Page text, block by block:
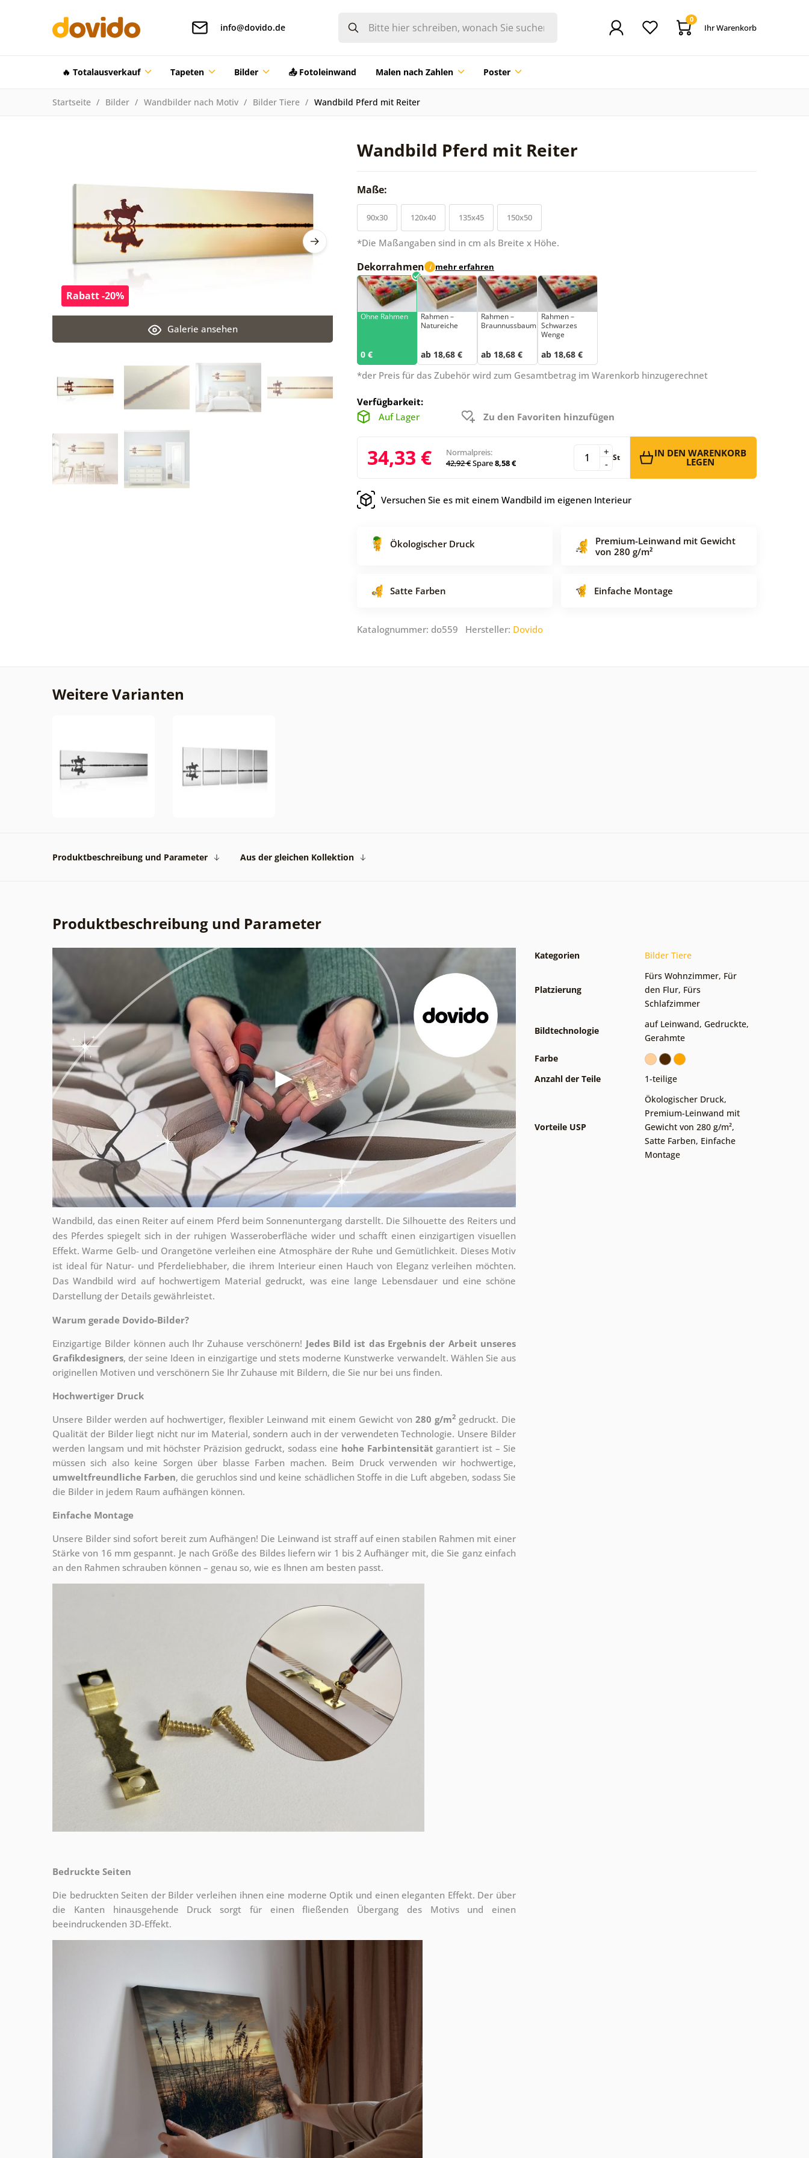
info@dovido.de
0
Ihr Warenkorb
🔥 Totalausverkauf Tapeten Bilder 📤 Fotoleinwand Malen nach Zahlen Poster
Startseite Bilder Wandbilder nach Motiv Bilder Tiere Wandbild Pferd mit Reiter
Wandbild Pferd mit Reiter
Galerie ansehen
Rabatt -20%
Maße:
90x30 120x40 135x45 150x50
*Die Maßangaben sind in cm als Breite x Höhe.
Dekorrahmen i mehr erfahren
Ohne Rahmen
0 €
Rahmen –
Natureiche
ab 18,68 €
Rahmen –
Braunnussbaum
ab 18,68 €
Rahmen –
Schwarzes
Wenge
ab 18,68 €
*der Preis für das Zubehör wird zum Gesamtbetrag im Warenkorb hinzugerechnet
Verfügbarkeit:
Auf Lager
Zu den Favoriten hinzufügen
34,33 €
Normalpreis:
42,92 €Spare8,58 € -
+ St IN DEN WARENKORB
LEGEN
Versuchen Sie es mit einem Wandbild im eigenen Interieur
Ökologischer Druck
Premium-Leinwand mit Gewicht
von 280 g/m²
Satte Farben Einfache Montage
Katalognummer: do559 Hersteller: Dovido
Weitere Varianten
Produktbeschreibung und Parameter Aus der gleichen Kollektion
Produktbeschreibung und Parameter
Wandbild, das einen Reiter auf einem Pferd beim Sonnenuntergang darstellt. Die Silhouette des Reiters und
des Pferdes spiegelt sich in der ruhigen Wasseroberfläche wider und schafft einen einzigartigen visuellen
Effekt. Warme Gelb- und Orangetöne verleihen eine Atmosphäre der Ruhe und Gemütlichkeit. Dieses Motiv
ist ideal für Natur- und Pferdeliebhaber, die ihrem Interieur einen Hauch von Eleganz verleihen möchten.
Das Wandbild wird auf hochwertigem Material gedruckt, was eine lange Lebensdauer und eine schöne
Darstellung der Details gewährleistet.
Warum gerade Dovido-Bilder?
Einzigartige Bilder können auch Ihr Zuhause verschönern! Jedes Bild ist das Ergebnis der Arbeit unseres
Grafikdesigners, der seine Ideen in einzigartige und stets moderne Kunstwerke verwandelt. Wählen Sie aus
originellen Motiven und verschönern Sie Ihr Zuhause mit Bildern, die Sie nur bei uns finden.
Hochwertiger Druck
Unsere Bilder werden auf hochwertiger, flexibler Leinwand mit einem Gewicht von 280 g/m2 gedruckt. Die
Qualität der Bilder liegt nicht nur im Material, sondern auch in der verwendeten Technologie. Unsere Bilder
werden langsam und mit höchster Präzision gedruckt, sodass eine hohe Farbintensität garantiert ist – Sie
müssen sich also keine Sorgen über blasse Farben machen. Beim Druck verwenden wir hochwertige,
umweltfreundliche Farben, die geruchlos sind und keine schädlichen Stoffe in die Luft abgeben, sodass Sie
die Bilder in jedem Raum aufhängen können.
Einfache Montage
Unsere Bilder sind sofort bereit zum Aufhängen! Die Leinwand ist straff auf einen stabilen Rahmen mit einer
Stärke von 16 mm gespannt. Je nach Größe des Bildes liefern wir 1 bis 2 Aufhänger mit, die Sie ganz einfach
an den Rahmen schrauben können – genau so, wie es Ihnen am besten passt.
Bedruckte Seiten
Die bedruckten Seiten der Bilder verleihen ihnen eine moderne Optik und einen eleganten Effekt. Der über
die Kanten hinausgehende Druck sorgt für einen fließenden Übergang des Motivs und einen
beeindruckenden 3D-Effekt.
Kategorien Bilder Tiere
Platzierung
Fürs Wohnzimmer, Für
den Flur, Fürs
Schlafzimmer
Bildtechnologie
auf Leinwand, Gedruckte,
Gerahmte
Farbe
Anzahl der Teile
1-teilige
Vorteile USP
Ökologischer Druck,
Premium-Leinwand mit
Gewicht von 280 g/m²,
Satte Farben, Einfache
Montage